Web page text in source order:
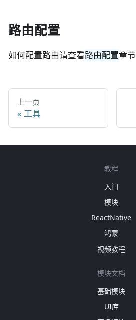
路由配置
如何配置路由请查看路由配置章节
上一页
工具
教程
入门
模块
ReactNative
鸿蒙
视频教程
模块文档
基础模块
UI库